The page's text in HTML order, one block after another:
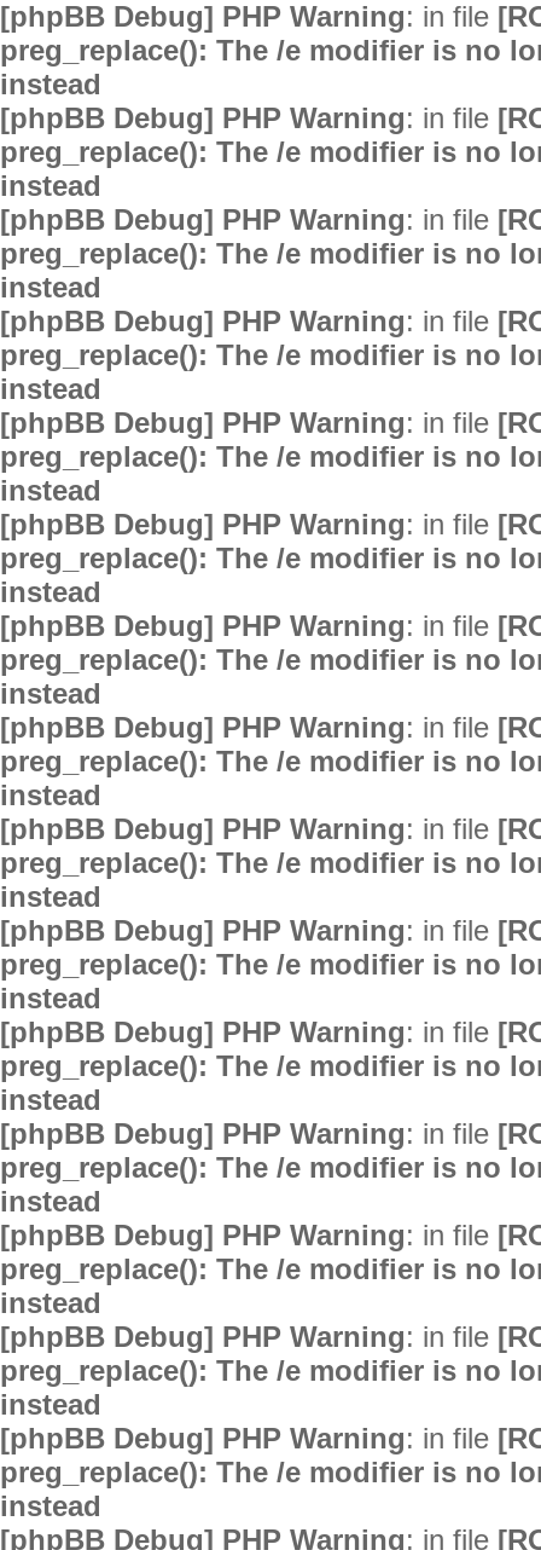
[phpBB Debug] PHP Warning: in file
preg_replace(): The /e modifier is no
instead
[phpBB Debug] PHP Warning: in file
preg_replace(): The /e modifier is no
instead
[phpBB Debug] PHP Warning: in file
preg_replace(): The /e modifier is no
instead
[phpBB Debug] PHP Warning: in file
preg_replace(): The /e modifier is no
instead
[phpBB Debug] PHP Warning: in file
preg_replace(): The /e modifier is no
instead
[phpBB Debug] PHP Warning: in file
preg_replace(): The /e modifier is no
instead
[phpBB Debug] PHP Warning: in file
preg_replace(): The /e modifier is no
instead
[phpBB Debug] PHP Warning: in file
preg_replace(): The /e modifier is no
instead
[phpBB Debug] PHP Warning: in file
preg_replace(): The /e modifier is no
instead
[phpBB Debug] PHP Warning: in file
preg_replace(): The /e modifier is no
instead
[phpBB Debug] PHP Warning: in file
preg_replace(): The /e modifier is no
instead
[phpBB Debug] PHP Warning: in file
preg_replace(): The /e modifier is no
instead
[phpBB Debug] PHP Warning: in file
preg_replace(): The /e modifier is no
instead
[phpBB Debug] PHP Warning: in file
preg_replace(): The /e modifier is no
instead
[phpBB Debug] PHP Warning: in file
preg_replace(): The /e modifier is no
instead
[phpBB Debug] PHP Warning: in file